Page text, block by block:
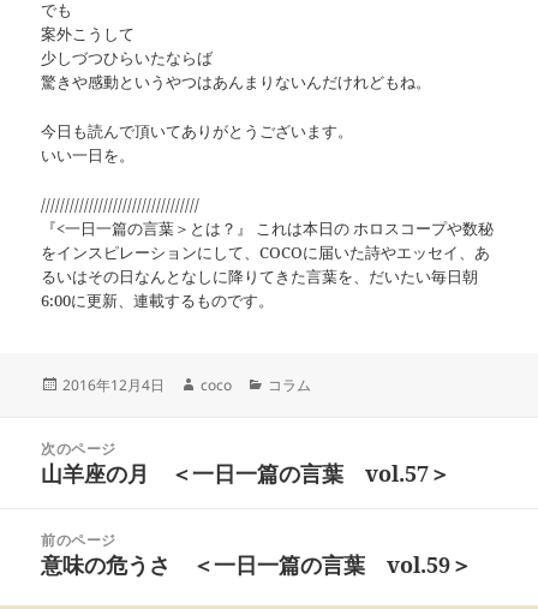
でも
案外こうして
少しづつひらいたならば
驚きや感動というやつはあんまりないんだけれどもね。
今日も読んで頂いてありがとうございます。
いい一日を。
/////////////////////////////////
『<一日一篇の言葉＞とは？』 これは本日の ホロスコープや数秘
をインスピレーションにして、COCOに届いた詩やエッセイ、あ
るいはその日なんとなしに降りてきた言葉を、だいたい毎日朝
6:00に更新、連載するものです。
投
2016年12月4日
作
coco
カ
ー
コラム
次のページ
前
稿:
山羊座の月 ＜一日一篇の言葉 vol.57＞
前のページ
次
意味の危うさ ＜一日一篇の言葉 vol.59＞